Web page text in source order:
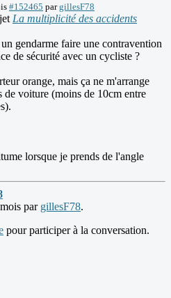
#152465 pargillesF78
La multiplicité des accidents
gendarme faire une contravention
de sécurité avec un cycliste ?
orange, mais ça ne m'arrange
de voiture (moins de 10cm entre
lorsque je prends de l'angle
par gillesF78.
pour participer à la conversation.